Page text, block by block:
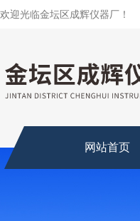
欢迎光临金坛区成辉仪器厂！
网站首页